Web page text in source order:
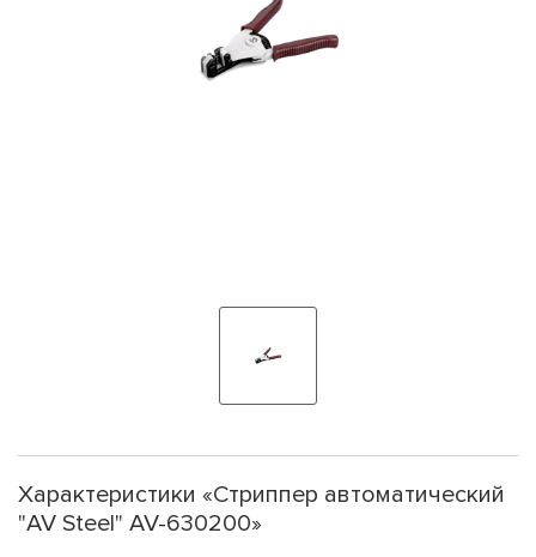
Характеристики «Стриппер автоматический
"AV Steel" AV-630200»